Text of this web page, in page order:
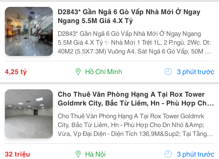
D2843* Gần Ngã 6 Gò Vấp Nhà Mới Ở Ngay
Ngang 5.5M Giá 4.X Tỷ
D2843* Gần Ngã 6 Gò Vấp Nhà Mới Ở Ngay Ngang
5.5M Giá 4.X Tỷ ✨ Nhà Mới 1 Trệt 1L, 2 P.ngủ, 2Wc. Dt:
40M2 (5.5X7.3M) Vuông A4. Sát Ngã 6 Gò Vấp, 50M Ra
Quang Trung. Hẻm 2.5M Thoáng. Gọi Điện Ngay Để
Xem Nhà Thực Tế!
4,25 tỷ Hồ Chí Minh 3 phút trước
Cho Thuê Văn Phòng Hạng A Tại Rox Tower
Goldmrk City, Bắc Từ Liêm, Hn - Phù Hợp Cho
Dn Nhỏ & Vừa, Vp Đại Diện
Cho Thuê Văn Phòng Hạng A Tại Rox Tower Goldmrk
City, Bắc Từ Liêm, Hn - Phù Hợp Cho Dn Nhỏ &Amp;
Vừa, Vp Đại Diện - Diện Tích 136,9M&Sup2; Tại Tầng
32 &Ndash; Một Trong Những Layout Đẹp Và Dễ Khai
Thác Nhất Tòa Nhà Rox Tower, 136 Hồ Tùng Mậu,
32 triệu Hà Nội 3 phút trước